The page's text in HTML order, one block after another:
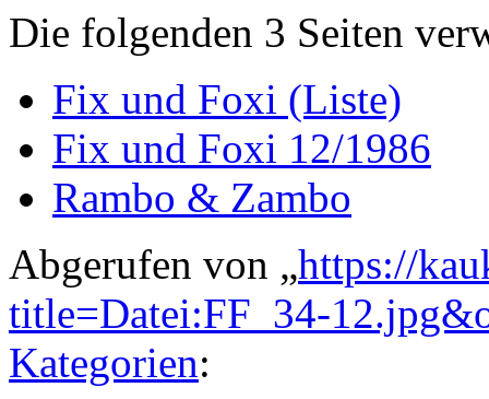
Die folgenden 3 Seiten
Fix und Foxi (Liste)
Fix und Foxi 12/1986
Rambo & Zambo
Abgerufen von „https://
title=Datei:FF_34-
Kategorien: